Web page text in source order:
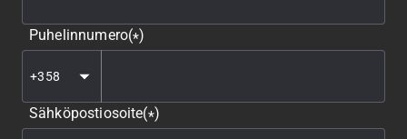
Puhelinnumero(*)
Sähköpostiosoite(*)